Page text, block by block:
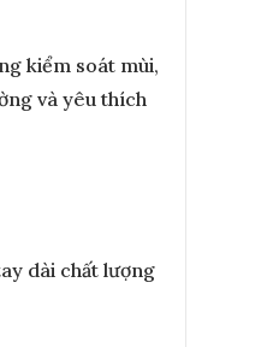
kiểm soát mùi,
và yêu thích
dài chất lượng